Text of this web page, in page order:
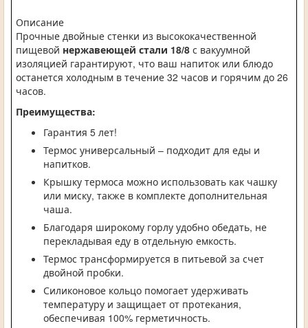
Описание
Прочные двойные стенки из высококачественной
пищевой нержавеющей стали 18/8 с вакуумной
изоляцией гарантируют, что ваш напиток или блюдо
останется холодным в течение 32 часов и горячим до 26
часов.
Преимущества:
Гарантия 5 лет!
Термос универсальный – подходит для еды и
напитков.
Крышку термоса можно использовать как чашку
или миску, также в комплекте дополнительная
чаша.
Благодаря широкому горлу удобно обедать, не
перекладывая еду в отдельную емкость.
Термос трансформируется в питьевой за счет
двойной пробки.
Силиконовое кольцо помогает удерживать
температуру и защищает от протекания,
обеспечивая 100% герметичность.